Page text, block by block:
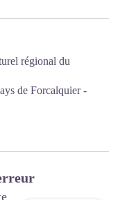
régional du
de Forcalquier -